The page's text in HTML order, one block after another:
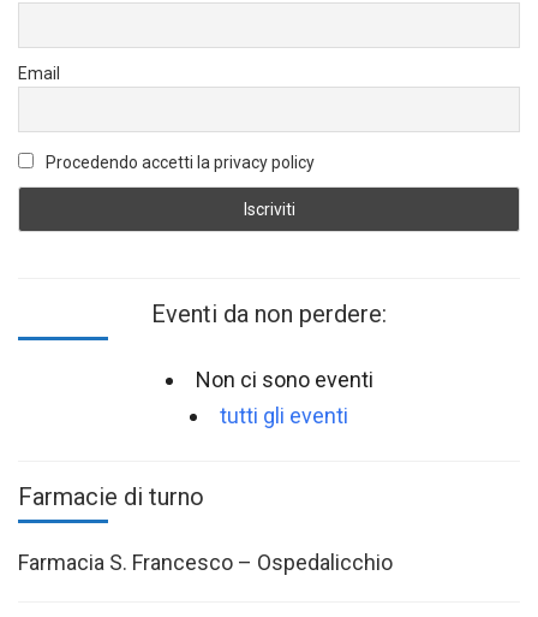
Email
Procedendo accetti la privacy policy
Eventi da non perdere:
Non ci sono eventi
tutti gli eventi
Farmacie di turno
Farmacia S. Francesco – Ospedalicchio